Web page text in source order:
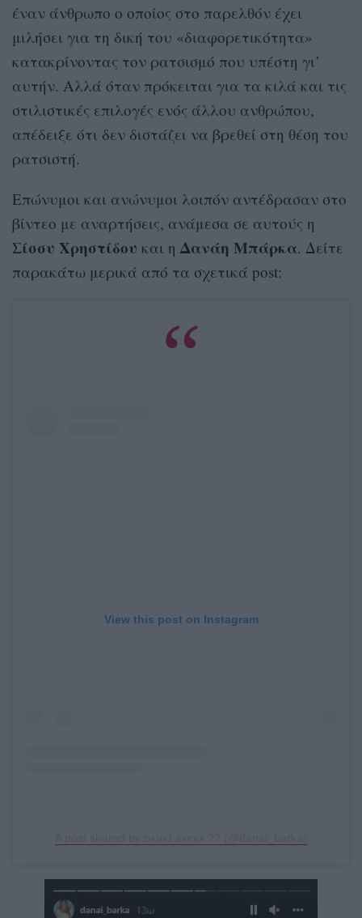
έναν άνθρωπο ο οποίος στο παρελθόν έχει
μιλήσει για τη δική του «διαφορετικότητα»
κατακρίνοντας τον ρατσισμό που υπέστη γι’
αυτήν. Αλλά όταν πρόκειται για τα κιλά και τις
στιλιστικές επιλογές ενός άλλου ανθρώπου,
απέδειξε ότι δεν διστάζει να βρεθεί στη θέση του
ρατσιστή.
Επώνυμοι και ανώνυμοι λοιπόν αντέδρασαν στο
βίντεο με αναρτήσεις, ανάμεσα σε αυτούς η
Σίσσυ Χρηστίδου και η Δανάη Μπάρκα. Δείτε
παρακάτω μερικά από τα σχετικά post:
View this post on Instagram